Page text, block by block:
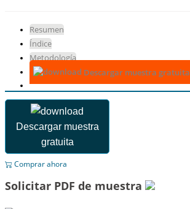
Resumen
Índice
Metodología
Descargar muestra gratuita
Descargar muestra
gratuita
Comprar ahora
Solicitar PDF de muestra